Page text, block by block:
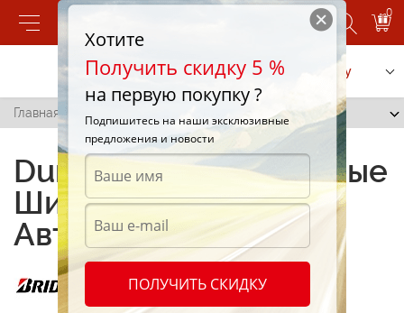
0
Позвонить Заказать услугу
Главная /
Duravis R630: Надежные
Шины для Вашего
Автомобиля
Хотите
Получить скидку 5 %
на первую покупку ?
Подпишитесь на наши эксклюзивные
предложения и новости
ПОЛУЧИТЬ СКИДКУ